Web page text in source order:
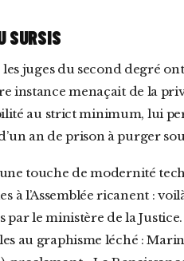
SURSIS
juges du second degré
instance menaçait de la
au strict minimum, lui
an de prison à purger
à l’Assemblée ricanent :
par le ministère de la
au graphisme léché :